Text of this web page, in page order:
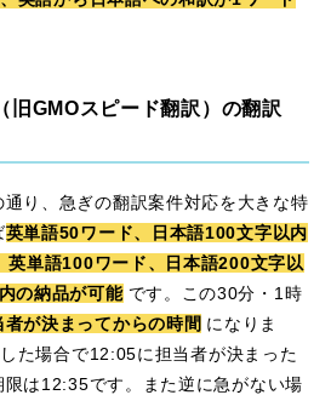
旧GMOスピード翻訳）の翻訳
り、急ぎの翻訳案件対応を大きな特
英単語50ワード、日本語100文字以内
英単語100ワード、日本語200文字以
の納品が可能 です。この30分・1時
者が決まってからの時間 になりま
た場合で12:05に担当者が決まった
限は12:35です。また逆に急がない場